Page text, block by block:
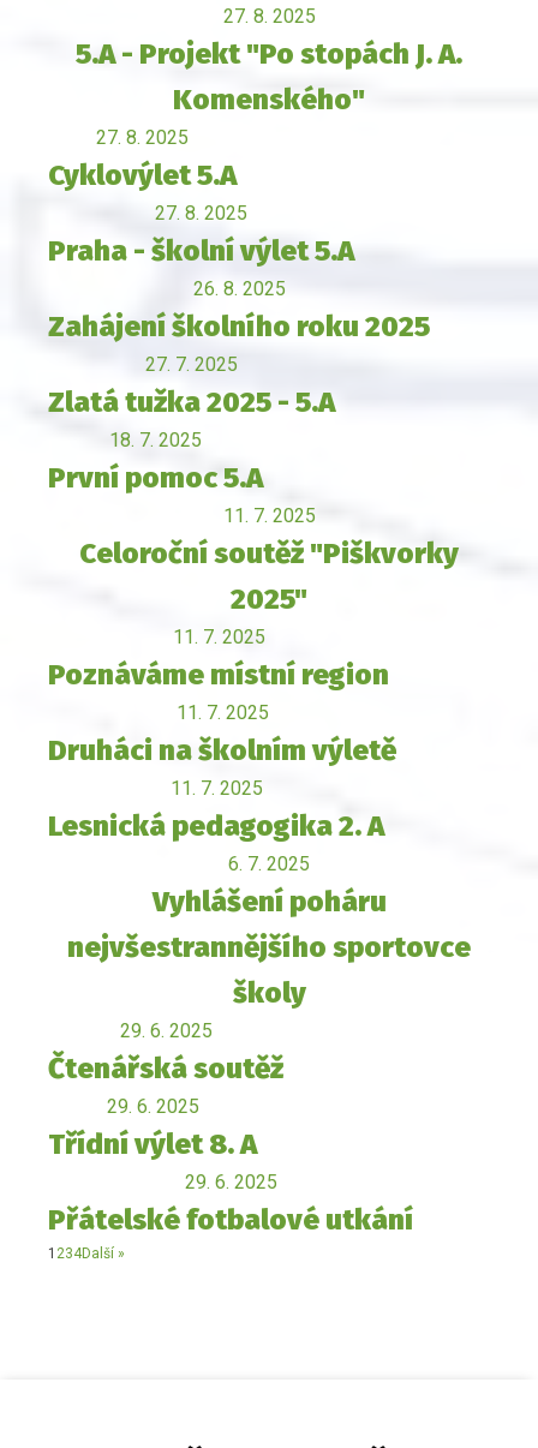
27. 8. 2025
5.A - Projekt "Po stopách J. A.
Komenského"
27. 8. 2025
Cyklovýlet 5.A
27. 8. 2025
Praha - školní výlet 5.A
26. 8. 2025
Zahájení školního roku 2025
27. 7. 2025
Zlatá tužka 2025 - 5.A
18. 7. 2025
První pomoc 5.A
11. 7. 2025
Celoroční soutěž "Piškvorky
2025"
11. 7. 2025
Poznáváme místní region
11. 7. 2025
Druháci na školním výletě
11. 7. 2025
Lesnická pedagogika 2. A
6. 7. 2025
Vyhlášení poháru
nejvšestrannějšího sportovce
školy
29. 6. 2025
Čtenářská soutěž
29. 6. 2025
Třídní výlet 8. A
29. 6. 2025
Přátelské fotbalové utkání
1 234Další »